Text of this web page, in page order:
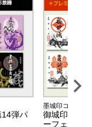
14弾パ
墨城印コンプ＋
御城印『墨
ーフェクト